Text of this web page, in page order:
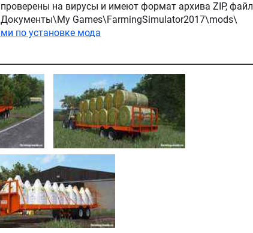
на вирусы и имеют формат архива ZIP, файл
Документы\My Games\FarmingSimulator2017\mods\
по установке мода